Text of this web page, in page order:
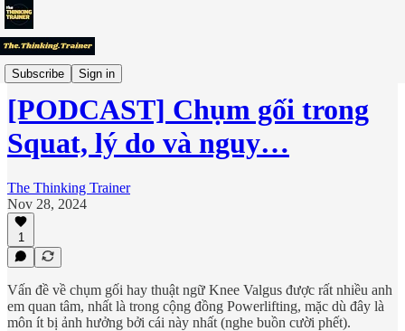
Subscribe Sign in
"Chuyên Gia" Thế Giới Nói Gì?
[PODCAST] Chụm gối trong
Squat, lý do và nguy…
The Thinking Trainer
Nov 28, 2024
1
Vấn đề về chụm gối hay thuật ngữ Knee Valgus được rất nhiều anh
em quan tâm, nhất là trong cộng đồng Powerlifting, mặc dù đây là
môn ít bị ảnh hưởng bởi cái này nhất (nghe buồn cười phết).